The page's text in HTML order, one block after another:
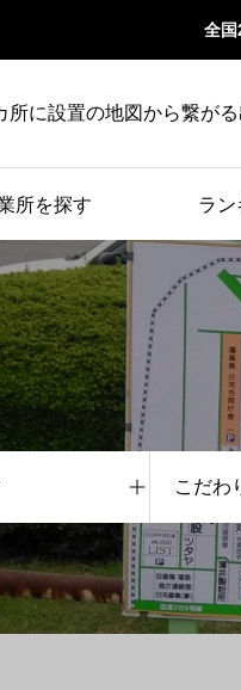
全国
所に設置の地図から繋が
所を探す ラン
こだわ